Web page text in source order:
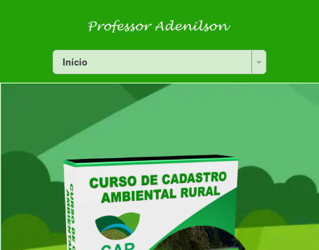
Início